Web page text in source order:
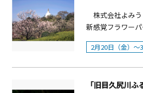
期：2025年11月
月21 日（日）--
ました--後期：
階）さあ、次は
株式会社よみ
新感覚フラワー
BIYORI」と、同
泉施設「よみう
BIYORIでは、2
2月20日（金）～